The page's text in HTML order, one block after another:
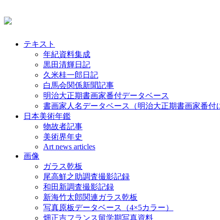
テキスト
年紀資料集成
黒田清輝日記
久米桂一郎日記
白馬会関係新聞記事
明治大正期書画家番付データベース
書画家人名データベース（明治大正期書画家番付
日本美術年鑑
物故者記事
美術界年史
Art news articles
画像
ガラス乾板
尾高鮮之助調査撮影記録
和田新調査撮影記録
新海竹太郎関連ガラス乾板
写真原板データベース（4×5カラー）
畑正吉フランス留学期写真資料